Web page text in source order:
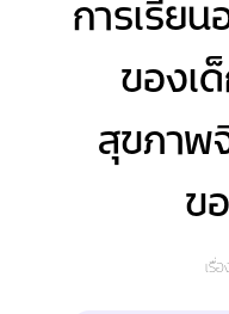
การเรีย
ของเ
สุขภาพ
ข
เรื่อ